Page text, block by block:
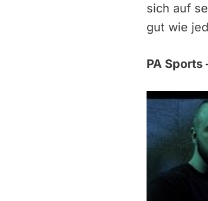
sich auf
gut wie
PA Sports